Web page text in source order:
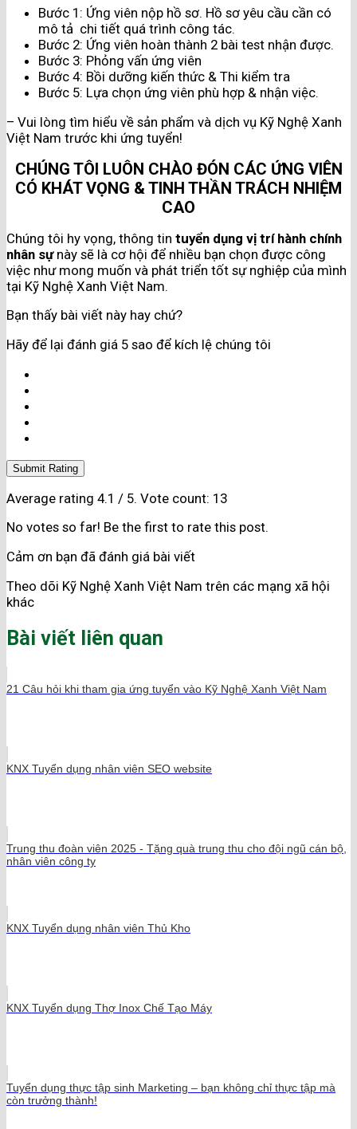
Bước 1: Ứng viên nộp hồ sơ. Hồ sơ yêu cầu cần có
mô tả chi tiết quá trình công tác.
Bước 2: Ứng viên hoàn thành 2 bài test nhận được.
Bước 3: Phỏng vấn ứng viên
Bước 4: Bồi dưỡng kiến thức & Thi kiểm tra
Bước 5: Lựa chọn ứng viên phù hợp & nhận việc.
– Vui lòng tìm hiểu về sản phẩm và dịch vụ Kỹ Nghệ Xanh
Việt Nam trước khi ứng tuyển!
CHÚNG TÔI LUÔN CHÀO ĐÓN CÁC ỨNG VIÊN
CÓ KHÁT VỌNG & TINH THẦN TRÁCH NHIỆM
CAO
Chúng tôi hy vọng, thông tin tuyển dụng vị trí hành chính
nhân sựnày sẽ là cơ hội để nhiều bạn chọn được công
việc như mong muốn và phát triển tốt sự nghiệp của mình
tại Kỹ Nghệ Xanh Việt Nam.
Bạn thấy bài viết này hay chứ?
Hãy để lại đánh giá 5 sao để kích lệ chúng tôi
Submit Rating
Average rating 4.1 / 5. Vote count: 13
No votes so far! Be the first to rate this post.
Cảm ơn bạn đã đánh giá bài viết
Theo dõi Kỹ Nghệ Xanh Việt Nam trên các mạng xã hội
khác
Bài viết liên quan
21 Câu hỏi khi tham gia ứng tuyển vào Kỹ Nghệ Xanh Việt Nam
KNX Tuyển dụng nhân viên SEO website
Trung thu đoàn viên 2025 - Tặng quà trung thu cho đội ngũ cán bộ,
nhân viên công ty
KNX Tuyển dụng nhân viên Thủ Kho
KNX Tuyển dụng Thợ Inox Chế Tạo Máy
Tuyển dụng thực tập sinh Marketing – bạn không chỉ thực tập mà
còn trưởng thành!